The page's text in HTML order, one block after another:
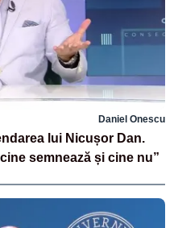
Daniel Onescu
lui Nicușor Dan.
semnează și cine nu”